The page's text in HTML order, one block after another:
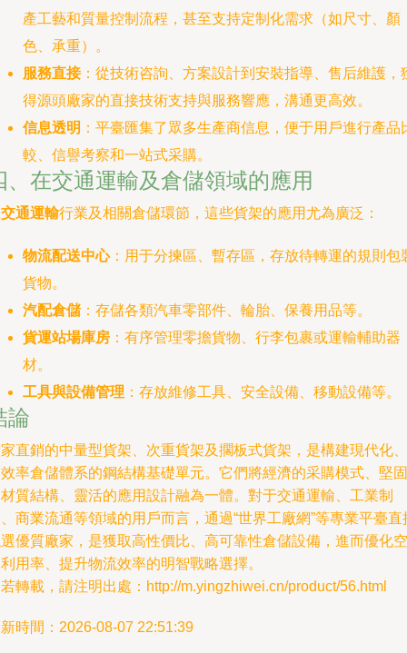
產工藝和質量控制流程，甚至支持定制化需求（如尺寸、顏
色、承重）。
服務直接：從技術咨詢、方案設計到安裝指導、售后維護，
得源頭廠家的直接技術支持與服務響應，溝通更高效。
信息透明 ：平臺匯集了眾多生產商信息，便于用戶進行產品
較、信譽考察和一站式采購。
、在交通運輸及倉儲領域的應用
交通運輸行業及相關倉儲環節，這些貨架的應用尤為廣泛：
物流配送中心：用于分揀區、暫存區，存放待轉運的規則包
貨物。
汽配倉儲：存儲各類汽車零部件、輪胎、保養用品等。
貨運站場庫房 ：有序管理零擔貨物、行李包裹或運輸輔助器
材。
工具與設備管理 ：存放維修工具、安全設備、移動設備等。
論
直銷的中量型貨架、次重貨架及擱板式貨架，是構建現代化、
率倉儲體系的鋼結構基礎單元。它們將經濟的采購模式、堅固
質結構、靈活的應用設計融為一體。對于交通運輸、工業制
商業流通等領域的用戶而言，通過“世界工廠網”等專業平臺直
優質廠家，是獲取高性價比、高可靠性倉儲設備，進而優化空
用率、提升物流效率的明智戰略選擇。
轉載，請注明出處：http://m.yingzhiwei.cn/product/56.html
時間：2026-08-07 22:51:39